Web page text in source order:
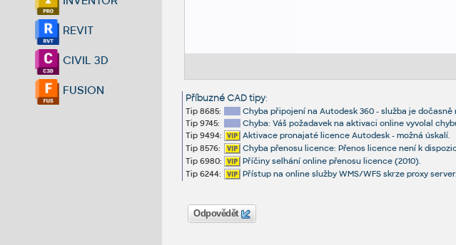
REVIT
CIVIL 3D
FUSION
Příbuzné CAD tipy:
Tip 8685:
Chyba připojení na Autodesk 360 - služba je dočasně
Tip 9745:
Chyba: Váš požadavek na aktivaci online vyvolal
Tip 9494:
Aktivace pronajaté licence Autodesk - možná úskalí.
Tip 8576:
Chyba přenosu licence: Přenos licence není k
Tip 6980:
Příčiny selhání online přenosu licence (2010).
Tip 6244:
Přístup na online služby WMS/WFS skrze proxy server.
Odpovědět